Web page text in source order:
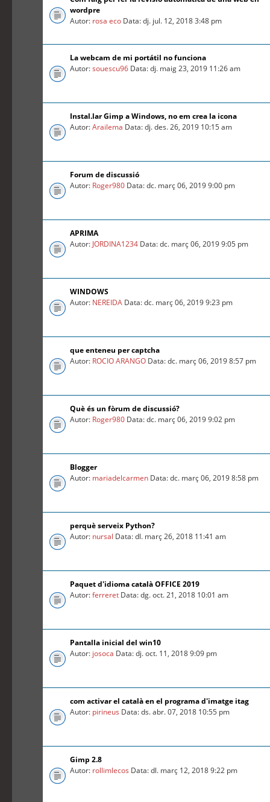
wordpre
Autor: rosa eco Data: dj. jul. 12, 2018 3:48 pm
La webcam de mi portátil no funciona
Autor:souescu96 Data: dj. maig 23, 2019 11:26 am
Instal.lar Gimp a Windows, no em crea la icona
Autor:Arailema Data: dj. des. 26, 2019 10:15 am
Forum de discussió
Autor: Roger980 Data: dc. març 06, 2019 9:00 pm
APRIMA
Autor: JORDINA1234 Data: dc. març 06, 2019 9:05 pm
WINDOWS
Autor: NEREIDA Data: dc. març 06, 2019 9:23 pm
que enteneu per captcha
Autor: ROCIO ARANGO Data: dc. març 06, 2019 8:57 pm
Què és un fòrum de discussió?
Autor: Roger980 Data: dc. març 06, 2019 9:02 pm
Blogger
Autor: mariadelcarmen Data: dc. març 06, 2019 8:58 pm
perquè serveix Python?
Autor: nursal Data: dl. març 26, 2018 11:41 am
Paquet d'idioma català OFFICE 2019
Autor:ferreret Data: dg. oct. 21, 2018 10:01 am
Pantalla inicial del win10
Autor: josoca Data: dj. oct. 11, 2018 9:09 pm
com activar el català en el programa d'imatge itag
Autor: pirineus Data: ds. abr. 07, 2018 10:55 pm
Gimp 2.8
Autor: rollimlecos Data: dl. març 12, 2018 9:22 pm